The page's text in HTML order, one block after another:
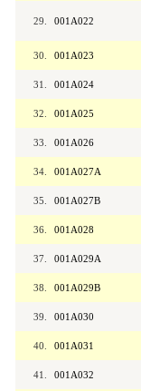
29. 001A022
30. 001A023
31. 001A024
32. 001A025
33. 001A026
34. 001A027A
35. 001A027B
36. 001A028
37. 001A029A
38. 001A029B
39. 001A030
40. 001A031
41. 001A032